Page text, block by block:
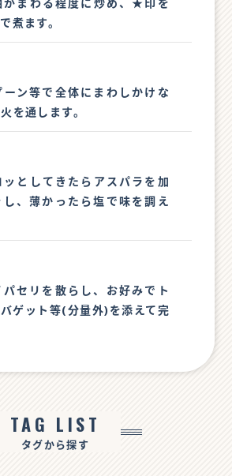
煮ます。
ン等で全体にまわしかけな
を通します。
としてきたらアスパラを加
し、薄かったら塩で味を調え
セリを散らし、お好みでト
ゲット等(分量外)を添えて完
TAG LIST
タグから探す